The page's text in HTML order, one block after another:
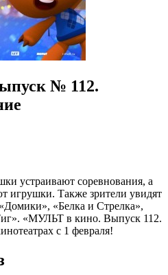
№ 112.
устраивают соревнования, а
игрушки. Также зрители увидят
«Белка и Стрелка»,
«МУЛЬТ в кино. Выпуск 112.
с 1 февраля!